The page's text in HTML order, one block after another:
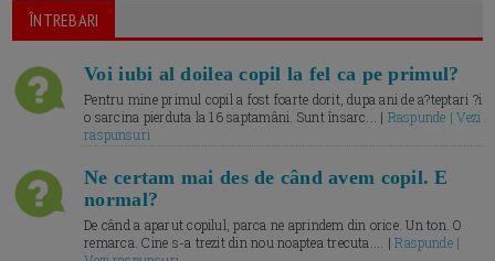
ÎNTREBARI
Voi iubi al doilea copil la fel ca pe primul?
Pentru mine primul copil a fost foarte dorit, dupa ani de a?teptari ?i
o sarcina pierduta la 16 saptamâni. Sunt însarc... | Raspunde | Vezi
raspunsuri
Ne certam mai des de când avem copil. E
normal?
De când a aparut copilul, parca ne aprindem din orice. Un ton. O
remarca. Cine s-a trezit din nou noaptea trecuta.... |Raspunde |